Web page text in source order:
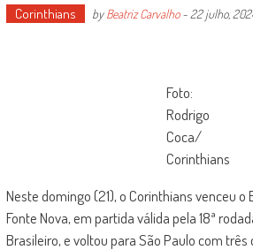
Corinthians byBeatriz Carvalho- 22 julho,
Foto:
Rodrigo
Coca/
Corinthians
Neste domingo (21), o Corinthians venceu o
Fonte Nova, em partida válida pela 18ª
Brasileiro, e voltou para São Paulo com três